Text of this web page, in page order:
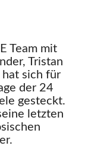
Team mit
Tristan
hat sich für
der 24
gesteckt.
letzten